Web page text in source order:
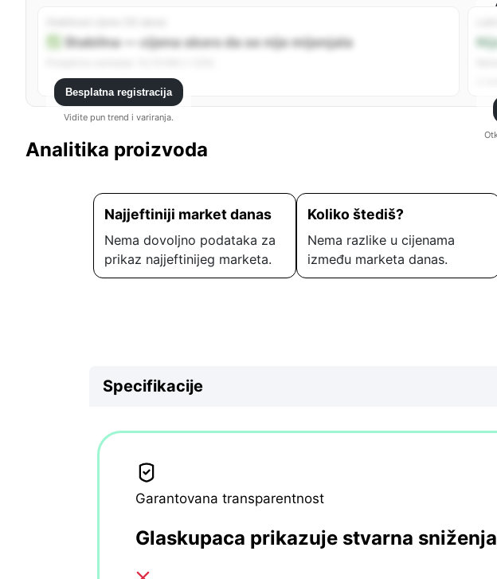
Stabilna — cijena skoro da se nije mijenjala
Besplatna registracija
Vidite pun trend i variranja.
Analitika proizvoda
Najjeftiniji market danas
Nema dovoljno podataka za
prikaz najjeftinijeg marketa.
Koliko štediš?
Nema razlike u cijenama
između marketa danas.
Specifikacije
Garantovana transparentnost
Glaskupaca prikazuje stvarna sniženja